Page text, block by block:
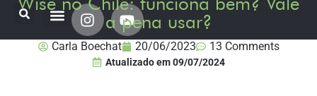
a pena usar?
Carla Boechat 20/06/2023 13 Comments
Atualizado em09/07/2024